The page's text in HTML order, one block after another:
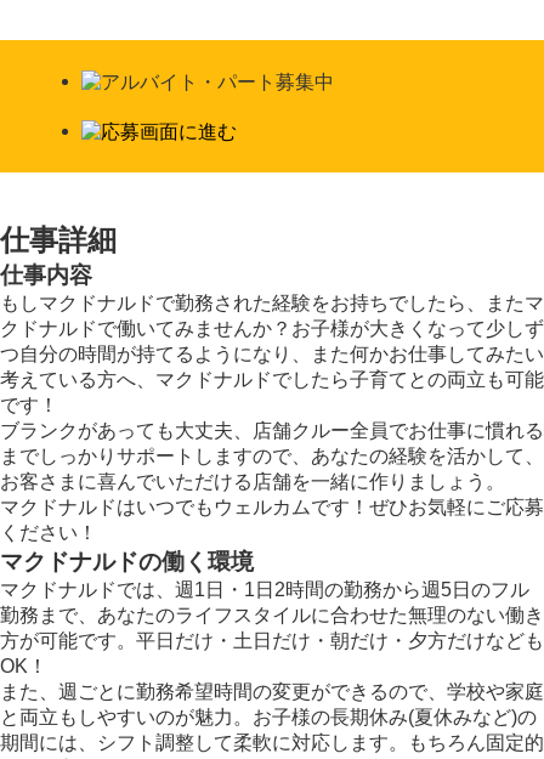
仕事詳細
仕事内容
もしマクドナルドで勤務された経験をお持ちでしたら、またマ
クドナルドで働いてみませんか？お子様が大きくなって少しず
つ自分の時間が持てるようになり、また何かお仕事してみたい
考えている方へ、マクドナルドでしたら子育てとの両立も可能
です！
ブランクがあっても大丈夫、店舗クルー全員でお仕事に慣れる
までしっかりサポートしますので、あなたの経験を活かして、
お客さまに喜んでいただける店舗を一緒に作りましょう。
マクドナルドはいつでもウェルカムです！ぜひお気軽にご応募
ください！
マクドナルドの働く環境
マクドナルドでは、週1日・1日2時間の勤務から週5日のフル
勤務まで、あなたのライフスタイルに合わせた無理のない働き
方が可能です。平日だけ・土日だけ・朝だけ・夕方だけなども
OK！
また、週ごとに勤務希望時間の変更ができるので、学校や家庭
と両立もしやすいのが魅力。お子様の長期休み(夏休みなど)の
期間には、シフト調整して柔軟に対応します。もちろん固定的